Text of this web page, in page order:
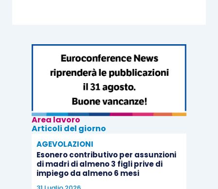
Area lavoro
Articoli del giorno
AGEVOLAZIONI
Esonero contributivo per assunzioni
di madri di almeno 3 figli prive di
impiego da almeno 6 mesi